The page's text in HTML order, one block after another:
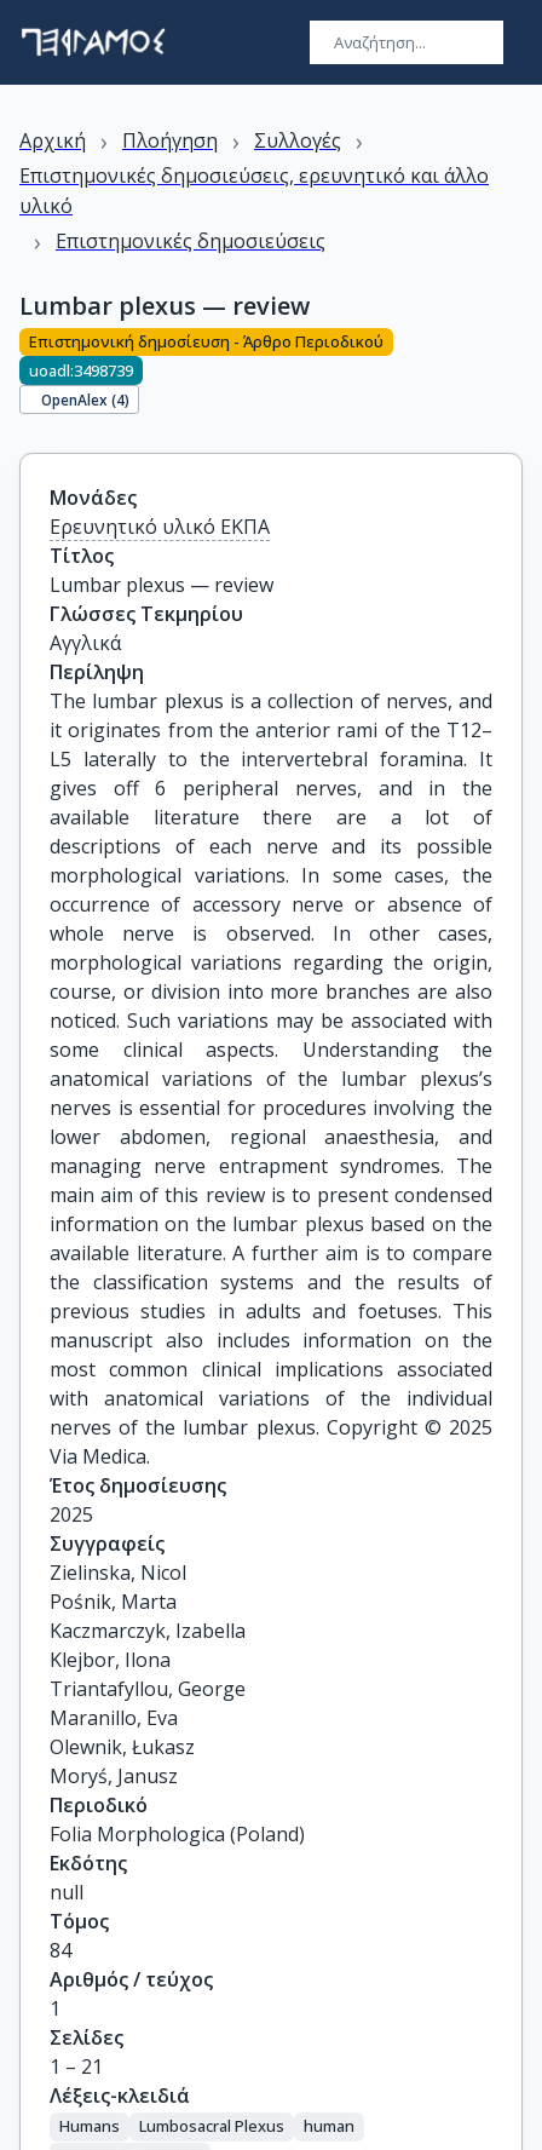
Αρχική › Πλοήγηση › Συλλογές ›
Επιστημονικές δημοσιεύσεις, ερευνητικό και άλλο
υλικό
› Επιστημονικές δημοσιεύσεις
Lumbar plexus — review
Επιστημονική δημοσίευση - Άρθρο Περιοδικού
uoadl:3498739
OpenAlex (4)
Μονάδες
Ερευνητικό υλικό ΕΚΠΑ
Τίτλος
Lumbar plexus — review
Γλώσσες Τεκμηρίου
Αγγλικά
Περίληψη
The lumbar plexus is a collection of nerves, and
it originates from the anterior rami of the T12–
L5 laterally to the intervertebral foramina. It
gives off 6 peripheral nerves, and in the
available literature there are a lot of
descriptions of each nerve and its possible
morphological variations. In some cases, the
occurrence of accessory nerve or absence of
whole nerve is observed. In other cases,
morphological variations regarding the origin,
course, or division into more branches are also
noticed. Such variations may be associated with
some clinical aspects. Understanding the
anatomical variations of the lumbar plexus’s
nerves is essential for procedures involving the
lower abdomen, regional anaesthesia, and
managing nerve entrapment syndromes. The
main aim of this review is to present condensed
information on the lumbar plexus based on the
available literature. A further aim is to compare
the classification systems and the results of
previous studies in adults and foetuses. This
manuscript also includes information on the
most common clinical implications associated
with anatomical variations of the individual
nerves of the lumbar plexus. Copyright © 2025
Via Medica.
Έτος δημοσίευσης
2025
Συγγραφείς
Zielinska, Nicol
Pośnik, Marta
Kaczmarczyk, Izabella
Klejbor, Ilona
Triantafyllou, George
Maranillo, Eva
Olewnik, Łukasz
Moryś, Janusz
Περιοδικό
Folia Morphologica (Poland)
Εκδότης
null
Τόμος
84
Αριθμός / τεύχος
1
Σελίδες
1 – 21
Λέξεις-κλειδιά
Humans Lumbosacral Plexus
human